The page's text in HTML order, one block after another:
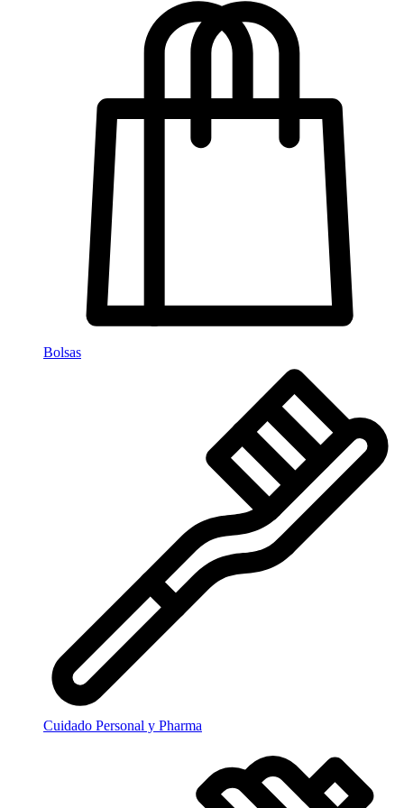
Bolsas
Cuidado Personal y Pharma